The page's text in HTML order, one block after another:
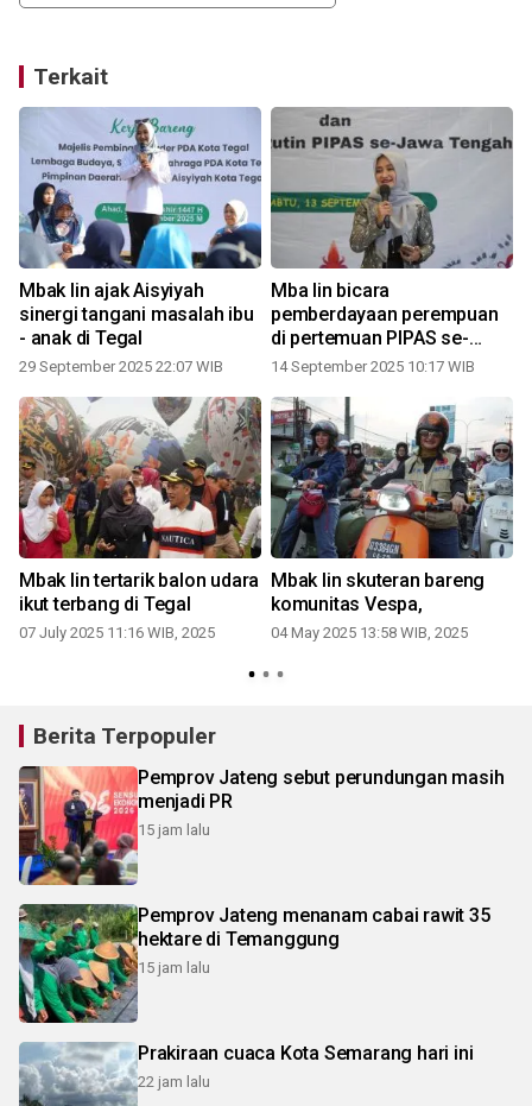
Terkait
Mbak Iin ajak Aisyiyah
sinergi tangani masalah ibu
- anak di Tegal
29 September 2025 22:07 WIB
Mba Iin bicara
pemberdayaan perempuan
di pertemuan PIPAS se-
Jateng
14 September 2025 10:17 WIB
Mbak Iin tertarik balon udara
ikut terbang di Tegal
07 July 2025 11:16 WIB, 2025
Mbak Iin skuteran bareng
komunitas Vespa,
04 May 2025 13:58 WIB, 2025
Berita Terpopuler
Pemprov Jateng sebut perundungan masih
menjadi PR
15 jam lalu
Pemprov Jateng menanam cabai rawit 35
hektare di Temanggung
15 jam lalu
Prakiraan cuaca Kota Semarang hari ini
22 jam lalu